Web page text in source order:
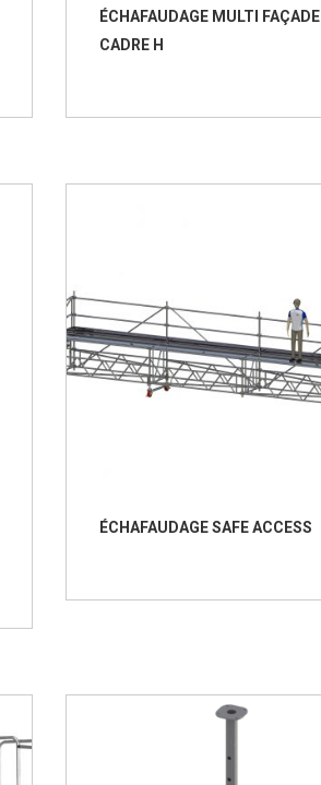
ÉCHAFAUDAGE MULTI FAÇADE
CADRE H
ÉCHAFAUDAGE SAFE ACCESS